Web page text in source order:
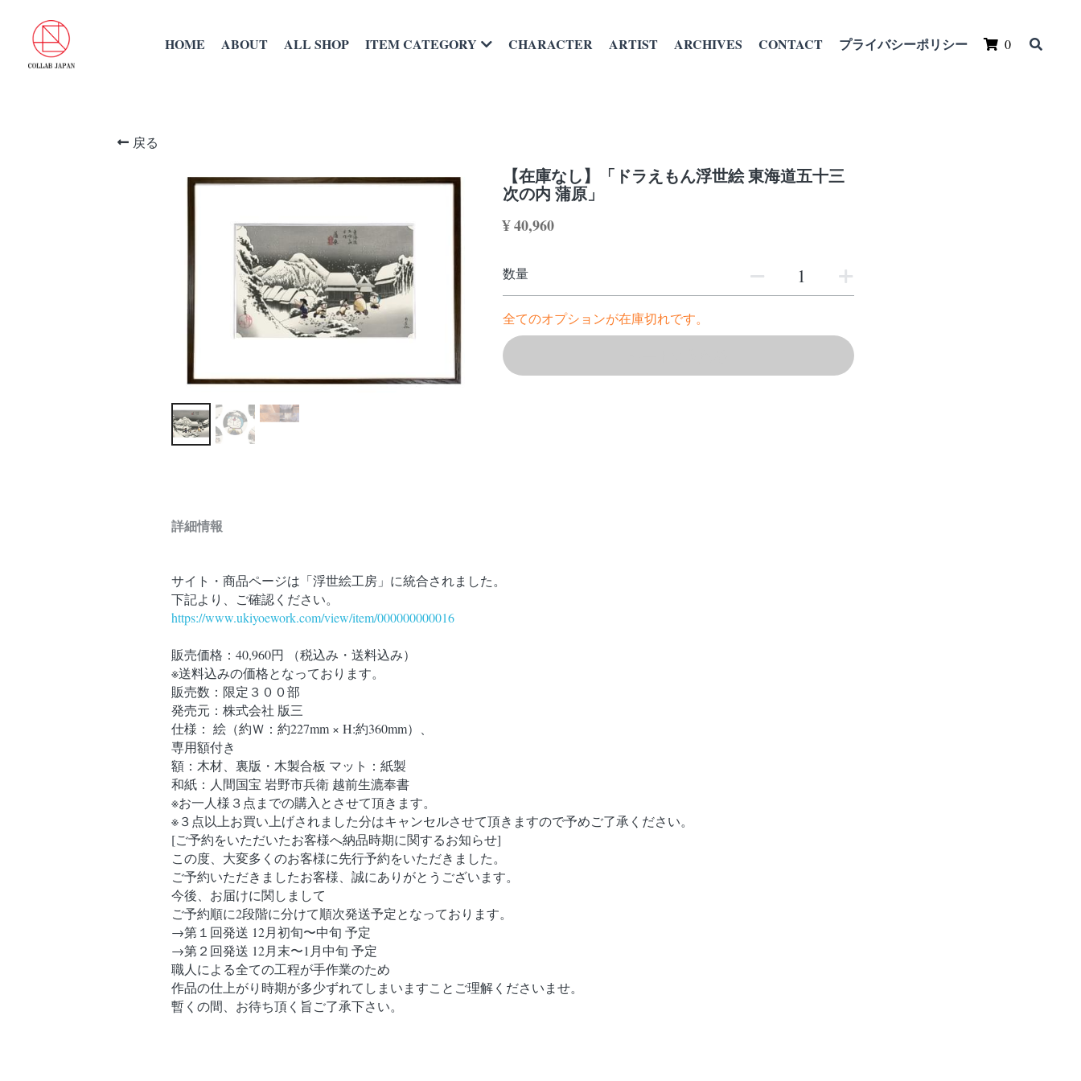
HOME ABOUT ALL SHOP ITEM CATEGORY CHARACTER ARTIST ARCHIVES CONTACT プライバシーポリシー 0
戻る
【在庫なし】「ドラえもん浮世絵 東海道五十三
次の内 蒲原」
¥ 40,960
数量
全てのオプションが在庫切れです。
詳細情報
サイト・商品ページは「浮世絵工房」に統合されました。
下記より、ご確認ください。
https://www.ukiyoework.com/view/item/000000000016
販売価格：40,960円 （税込み・送料込み）
※送料込みの価格となっております。
販売数：限定３００部
発売元：株式会社 版三
仕様： 絵（約Ｗ：約227mm × H:約360mm）、
専用額付き
額：木材、裏版・木製合板 マット：紙製
和紙：人間国宝 岩野市兵衛 越前生漉奉書
※お一人様３点までの購入とさせて頂きます。
※３点以上お買い上げされました分はキャンセルさせて頂きますので予めご了承ください。
[ご予約をいただいたお客様へ納品時期に関するお知らせ]
この度、大変多くのお客様に先行予約をいただきました。
ご予約いただきましたお客様、誠にありがとうございます。
今後、お届けに関しまして
ご予約順に2段階に分けて順次発送予定となっております。
→第１回発送 12月初旬〜中旬 予定
→第２回発送 12月末〜1月中旬 予定
職人による全ての工程が手作業のため
作品の仕上がり時期が多少ずれてしまいますことご理解くださいませ。
暫くの間、お待ち頂く旨ご了承下さい。